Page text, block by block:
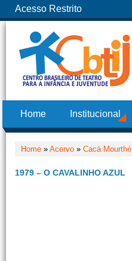
Acesso Restrito
Home Institucional
Home » Acervo » Cacá Mourthé
1979 – O CAVALINHO AZUL